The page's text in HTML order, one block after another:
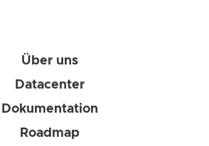
Über uns
Datacenter
Dokumentation
Roadmap